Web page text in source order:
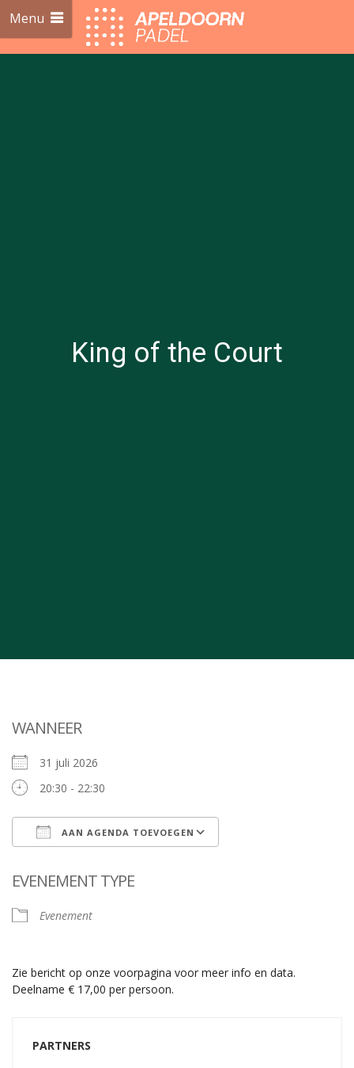
Menu
King of the Court
WANNEER
31 juli 2026
20:30 - 22:30
AAN AGENDA TOEVOEGEN
EVENEMENT TYPE
Evenement
Zie bericht op onze voorpagina voor meer info en data.
Deelname € 17,00 per persoon.
PARTNERS